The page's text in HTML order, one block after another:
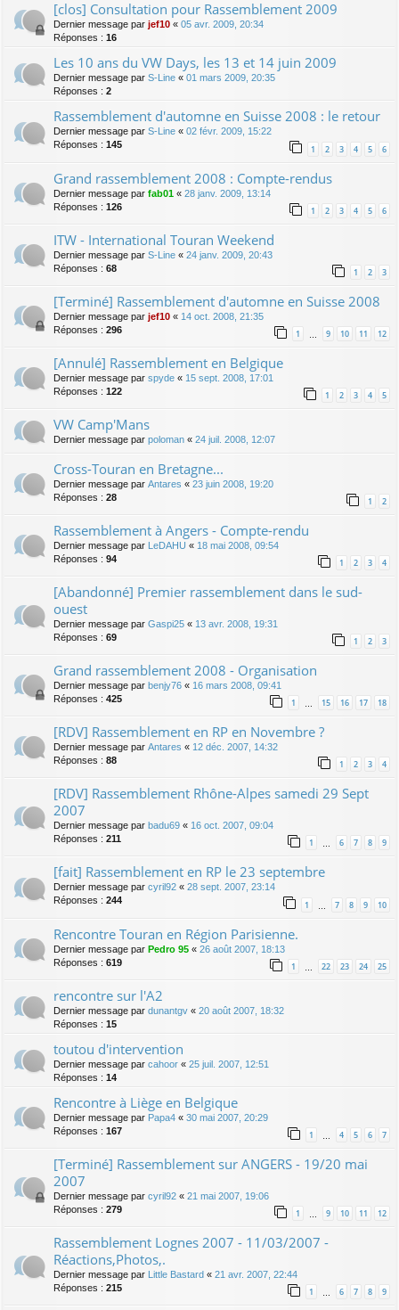
[clos] Consultation pour Rassemblement 2009
Dernier message par jef10 « 05 avr. 2009, 20:34
Réponses : 16
Les 10 ans du VW Days, les 13 et 14 juin 2009
Dernier message par S-Line « 01 mars 2009, 20:35
Réponses : 2
Rassemblement d'automne en Suisse 2008 : le retour
Dernier message par S-Line « 02 févr. 2009, 15:22
Réponses : 145 1 2 3 4 5 6
Grand rassemblement 2008 : Compte-rendus
Dernier message par fab01 « 28 janv. 2009, 13:14
Réponses : 126 1 2 3 4 5 6
ITW - International Touran Weekend
Dernier message par S-Line « 24 janv. 2009, 20:43
Réponses : 68 1 2 3
[Terminé] Rassemblement d'automne en Suisse 2008
Dernier message par jef10 « 14 oct. 2008, 21:35
Réponses : 296 1 9 10 11 12
[Annulé] Rassemblement en Belgique
Dernier message par spyde « 15 sept. 2008, 17:01
Réponses : 122 1 2 3 4 5
VW Camp'Mans
Dernier message par poloman « 24 juil. 2008, 12:07
Cross-Touran en Bretagne...
Dernier message par Antares « 23 juin 2008, 19:20
Réponses : 28 1 2
Rassemblement à Angers - Compte-rendu
Dernier message par LeDAHU « 18 mai 2008, 09:54
Réponses : 94 1 2 3 4
[Abandonné] Premier rassemblement dans le sud-
ouest
Dernier message par Gaspi25 « 13 avr. 2008, 19:31
Réponses : 69 1 2 3
Grand rassemblement 2008 - Organisation
Dernier message par benjy76 « 16 mars 2008, 09:41
Réponses : 425 1 … 15 16 17 18
[RDV] Rassemblement en RP en Novembre ?
Dernier message par Antares « 12 déc. 2007, 14:32
Réponses : 88 1 2 3 4
[RDV] Rassemblement Rhône-Alpes samedi 29 Sept
2007
Dernier message par badu69 « 16 oct. 2007, 09:04
Réponses : 211 1 … 6 7 8 9
[fait] Rassemblement en RP le 23 septembre
Dernier message par cyril92 « 28 sept. 2007, 23:14
Réponses : 244 1 7 8 9 10
Rencontre Touran en Région Parisienne.
Dernier message par Pedro 95 « 26 août 2007, 18:13
Réponses : 619 1 22 23 24 25
rencontre sur l'A2
Dernier message par dunantgv « 20 août 2007, 18:32
Réponses : 15
toutou d'intervention
Dernier message par cahoor « 25 juil. 2007, 12:51
Réponses : 14
Rencontre à Liège en Belgique
Dernier message par Papa4 « 30 mai 2007, 20:29
Réponses : 167 1 4 5 6 7
[Terminé] Rassemblement sur ANGERS - 19/20 mai
2007
Dernier message par cyril92 « 21 mai 2007, 19:06
Réponses : 279 1 9 10 11 12
Rassemblement Lognes 2007 - 11/03/2007 -
Réactions,Photos,.
Dernier message par Little Bastard « 21 avr. 2007, 22:44
Réponses : 215 1 6 7 8 9